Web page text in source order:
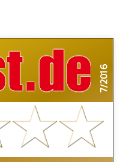
7/2016